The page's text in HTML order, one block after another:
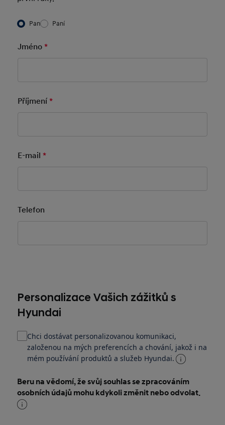
Vyberte
Pan Paní
Jméno *Mandatory Field
Příjmení *Mandatory Field
E-mail *Mandatory Field
Telefon
Siebel Consent
Personalizace Vašich zážitků s
Hyundai
Chci dostávat personalizovanou komunikaci,
založenou na mých preferencích a chování, jakož i na
mém používání produktů a služeb Hyundai.
Beru na vědomí, že svůj souhlas se zpracováním
osobních údajů mohu kdykoli změnit nebo odvolat.